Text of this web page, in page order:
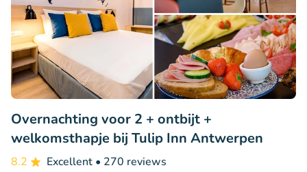
Overnachting voor 2 + ontbijt +
welkomsthapje bij Tulip Inn Antwerpen
8.2 Excellent • 270 reviews